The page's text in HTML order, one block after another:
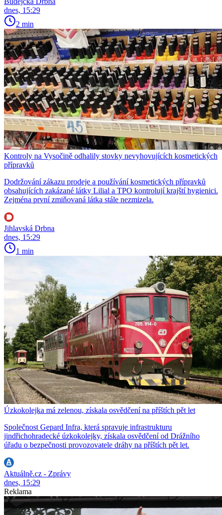
dnes, 15:29
2 min
Kontroly na Vysočině odhalily stovky nevyhovujících kosmetických
přípravků
Dodržování zákazu prodeje a používání kosmetických přípravků
obsahujících zakázané látky Lilial a TPO kontrolují krajští hygienici.
Zejména první zmiňovaná látka stále nezmizela.
Jihlavská Drbna
dnes, 15:29
1 min
Úzkokolejka má zelenou, získala osvědčení na příštích pět let
Společnost Gepard Infra, která spravuje infrastrukturu
jindřichohradecké úzkokolejky, získala osvědčení od Drážního
úřadu o bezpečnosti provozovatele dráhy na příštích pět let.
Aktuálně.cz - Zprávy
dnes, 15:29
Reklama